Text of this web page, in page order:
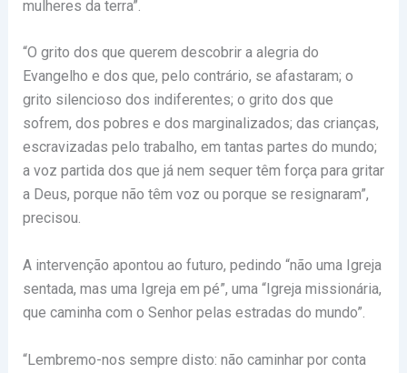
mulheres da terra”.
“O grito dos que querem descobrir a alegria do
Evangelho e dos que, pelo contrário, se afastaram; o
grito silencioso dos indiferentes; o grito dos que
sofrem, dos pobres e dos marginalizados; das crianças,
escravizadas pelo trabalho, em tantas partes do mundo;
a voz partida dos que já nem sequer têm força para gritar
a Deus, porque não têm voz ou porque se resignaram”,
precisou.
A intervenção apontou ao futuro, pedindo “não uma Igreja
sentada, mas uma Igreja em pé”, uma “Igreja missionária,
que caminha com o Senhor pelas estradas do mundo”.
“Lembremo-nos sempre disto: não caminhar por conta